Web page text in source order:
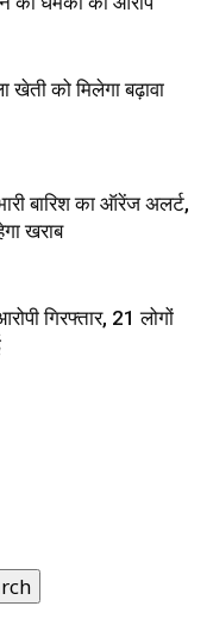
खेती को मिलेगा बढ़ावा
बारिश का ऑरेंज अलर्ट,
खराब
गिरफ्तार, 21 लोगों